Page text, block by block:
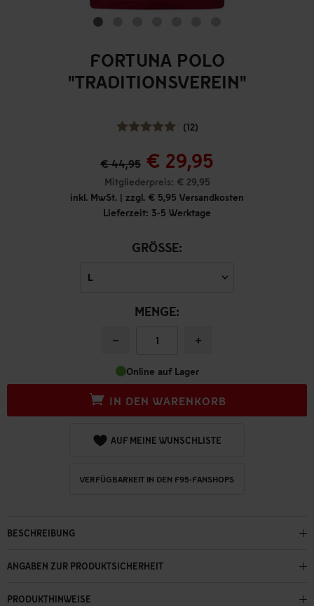
FORTUNA POLO
"TRADITIONSVEREIN"
(12)
€ 44,95 € 29,95
Mitgliederpreis: € 29,95
inkl. MwSt. | zzgl. € 5,95 Versandkosten
Lieferzeit: 3-5 Werktage
GRÖSSE:
MENGE:
− +
Online auf Lager
IN DEN WARENKORB
AUF MEINE WUNSCHLISTE
VERFÜGBARKEIT IN DEN F95-FANSHOPS
BESCHREIBUNG
ANGABEN ZUR PRODUKTSICHERHEIT
PRODUKTHINWEISE